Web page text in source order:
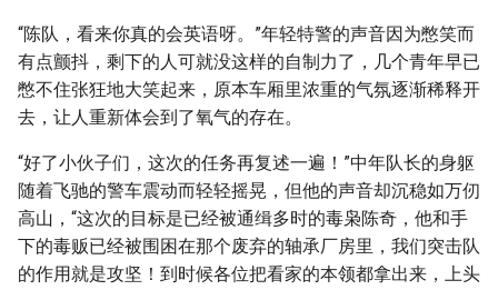
“陈队，看来你真的会英语呀。”年轻特警的声音因为憋笑而
有点颤抖，剩下的人可就没这样的自制力了，几个青年早已
憋不住张狂地大笑起来，原本车厢里浓重的气氛逐渐稀释开
去，让人重新体会到了氧气的存在。
“好了小伙子们，这次的任务再复述一遍！”中年队长的身躯
随着飞驰的警车震动而轻轻摇晃，但他的声音却沉稳如万仞
高山，“这次的目标是已经被通缉多时的毒枭陈奇，他和手
下的毒贩已经被围困在那个废弃的轴承厂房里，我们突击队
的作用就是攻坚！到时候各位把看家的本领都拿出来，上头